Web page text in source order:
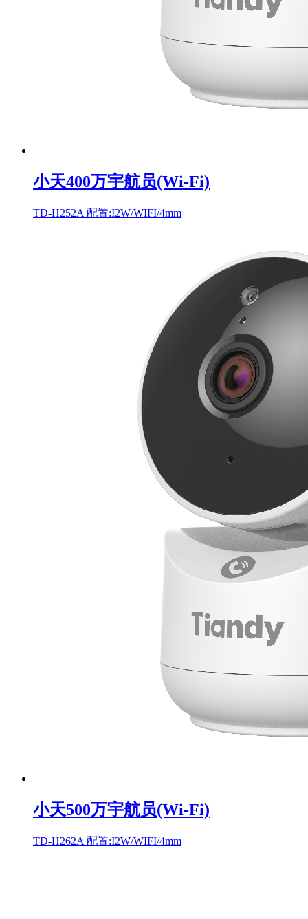
小天400万宇航员(Wi-Fi)
TD-H252A 配置:I2W/WIFI/4mm
小天500万宇航员(Wi-Fi)
TD-H262A 配置:I2W/WIFI/4mm